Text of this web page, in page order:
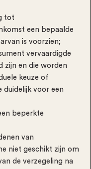
tot
een bepaalde
is voorzien;
vervaardigde
zijn en die worden
keuze of
duidelijk voor een
beperkte
van
niet geschikt zijn om
de verzegeling na